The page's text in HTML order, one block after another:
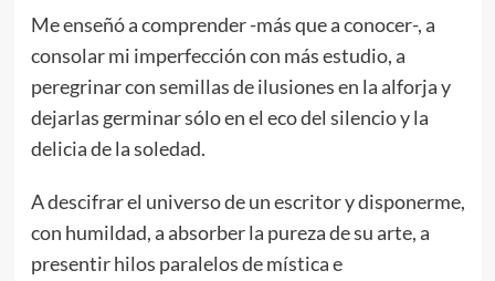
Me enseñó a comprender -más que a conocer-, a
consolar mi imperfección con más estudio, a
peregrinar con semillas de ilusiones en la alforja y
dejarlas germinar sólo en el eco del silencio y la
delicia de la soledad.
A descifrar el universo de un escritor y disponerme,
con humildad, a absorber la pureza de su arte, a
presentir hilos paralelos de mística e